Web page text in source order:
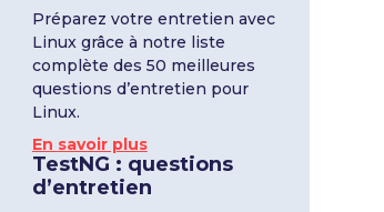
Préparez votre entretien avec
Linux grâce à notre liste
complète des 50 meilleures
questions d’entretien pour
Linux.
En savoir plus
TestNG : questions
d’entretien